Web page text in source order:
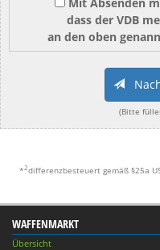
dass der VDB
an den oben
(Bitte
*2differenzbesteuert gemäß §25a
WAFFENMARKT
Übersicht